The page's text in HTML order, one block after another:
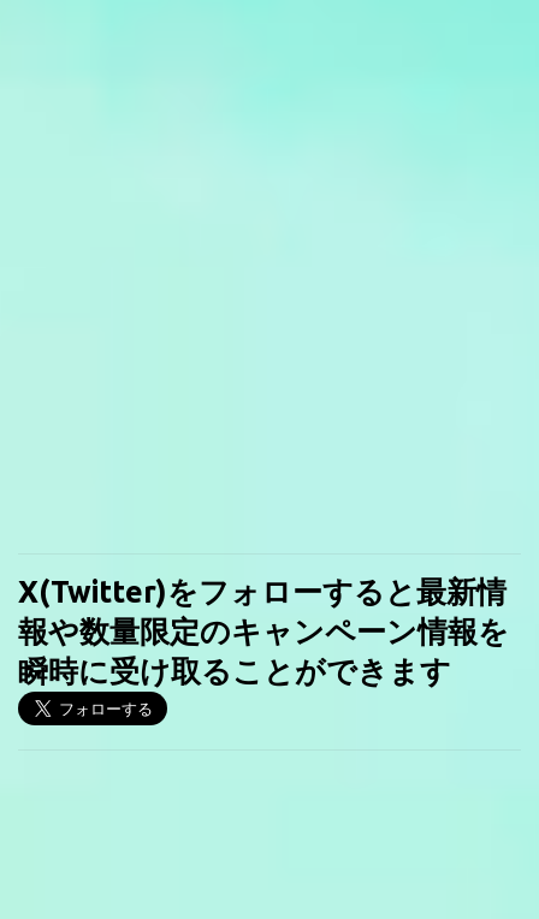
X(Twitter)をフォローすると最新情
報や数量限定のキャンペーン情報を
瞬時に受け取ることができます